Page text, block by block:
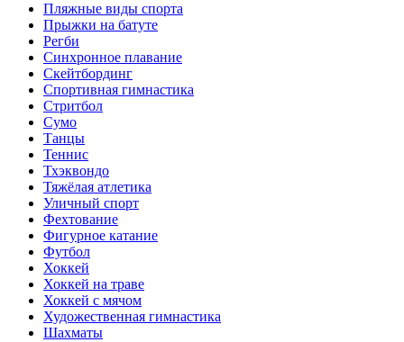
Пляжные виды спорта
Прыжки на батуте
Регби
Синхронное плавание
Скейтбординг
Спортивная гимнастика
Стритбол
Сумо
Танцы
Теннис
Тхэквондо
Тяжёлая атлетика
Уличный спорт
Фехтование
Фигурное катание
Футбол
Хоккей
Хоккей на траве
Хоккей с мячом
Художественная гимнастика
Шахматы